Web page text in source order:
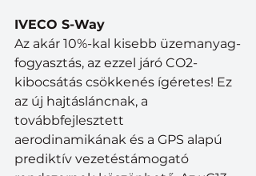
IVECO S-Way
Az akár 10%-kal kisebb üzemanyag-
fogyasztás, az ezzel járó CO2-
kibocsátás csökkenés ígéretes! Ez
az új hajtásláncnak, a
továbbfejlesztett
aerodinamikának és a GPS alapú
prediktív vezetéstámogató